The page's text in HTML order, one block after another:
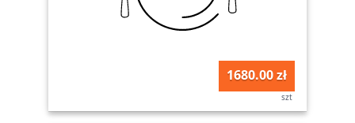
1680.00 zł
szt